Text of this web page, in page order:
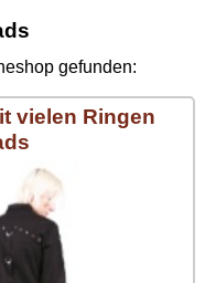
gefunden:
vielen Ringen